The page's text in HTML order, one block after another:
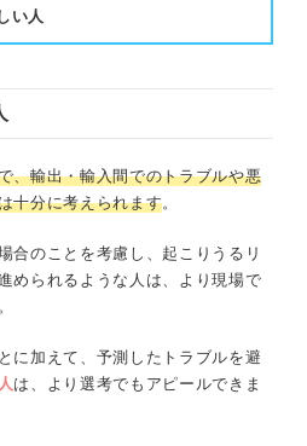
い人
、輸出・輸入間でのトラブルや悪
十分に考えられます。
合のことを考慮し、起こりうるリ
められるような人は、より現場で
に加えて、予測したトラブルを避
は、より選考でもアピールできま